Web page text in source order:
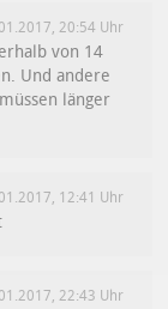
20:54 Uhr
von 14
Und andere
länger
12:41 Uhr
22:43 Uhr